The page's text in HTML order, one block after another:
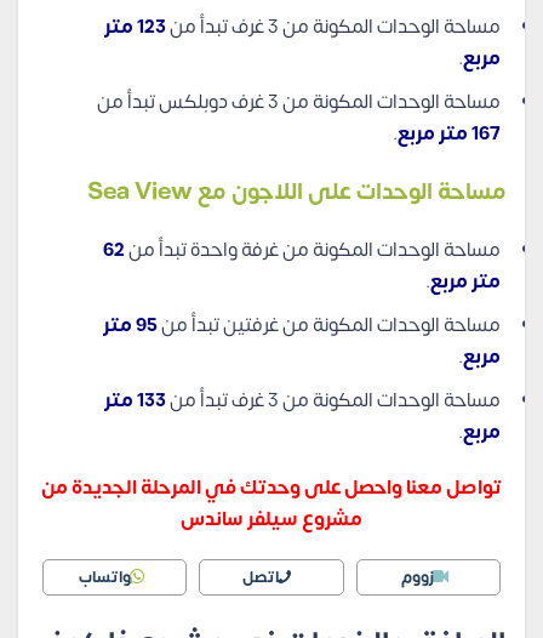
مساحة الوحدات المكونة من 3 غرف تبدأ من
123 متر
مربع.
مساحة الوحدات المكونة من 3 غرف دوبلكس تبدأ من
167 متر مربع
.
مساحة الوحدات على اللاجون مع Sea View
مساحة الوحدات المكونة من غرفة واحدة تبدأ من62
متر مربع.
مساحة الوحدات المكونة من غرفتين تبدأ من
95 متر
مربع.
مساحة الوحدات المكونة من 3 غرف تبدأ من
133 متر
مربع.
تواصل معنا واحصل على وحدتك في المرحلة الجديدة من
مشروع سيلفر ساندس
زووم اتصل واتساب